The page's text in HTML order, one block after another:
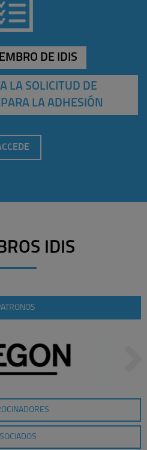
DE IDIS
LA SOLICITUD DE
LA ADHESIÓN
IDIS